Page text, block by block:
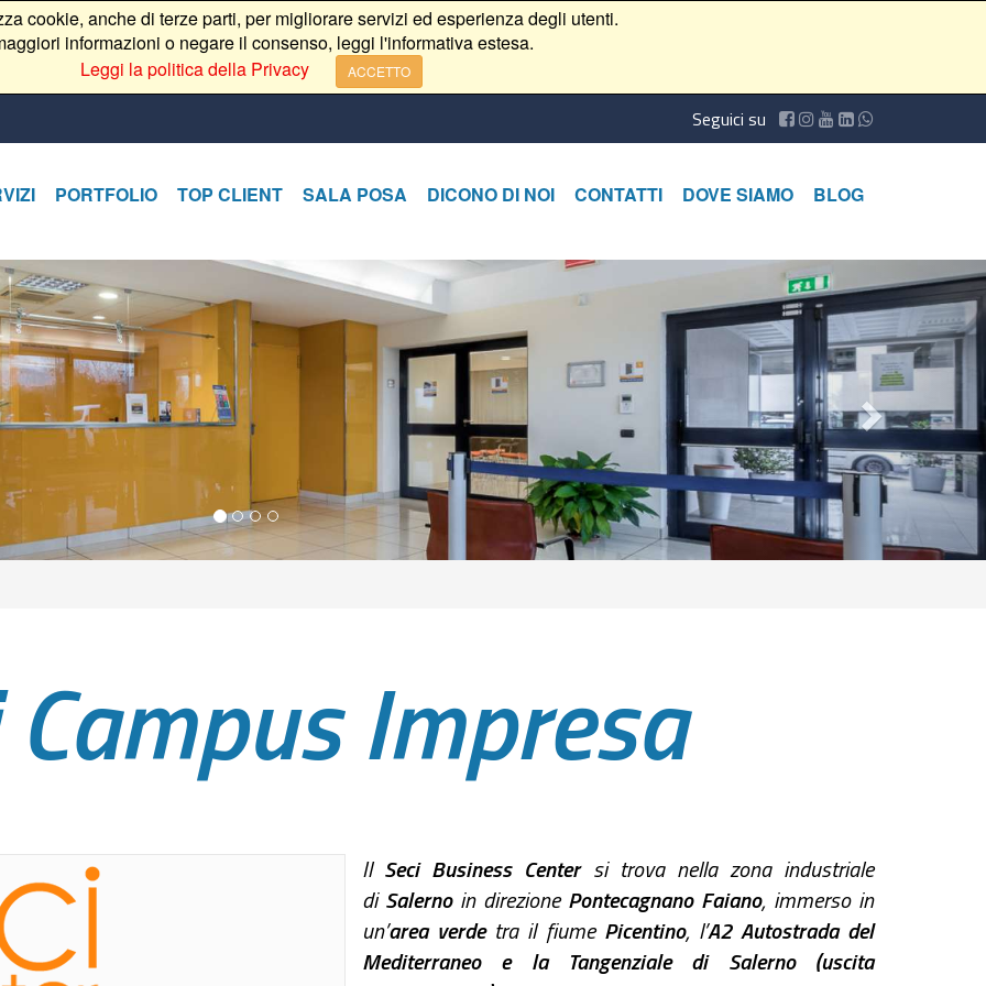
cookie, anche di terze parti, per migliorare servizi ed esperienza degli utenti.
informazioni o negare il consenso, leggi l'informativa estesa.
Leggi la politica della Privacy
ACCETTO
Seguici su
PORTFOLIO TOP CLIENT SALA POSA DICONO DI NOI CONTATTI DOVE SIAMO BLOG
Impresa
Il Seci Business Centersi trova nella zona industriale
diSalerno in direzionePontecagnano Faiano, immerso in
un’area verdetra il fiume Picentino, l’A2 Autostrada del
Mediterraneo e la Tangenziale di Salerno (uscita